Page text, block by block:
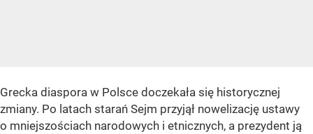
Grecka diaspora w Polsce doczekała się historycznej
zmiany. Po latach starań Sejm przyjął nowelizację ustawy
o mniejszościach narodowych i etnicznych, a prezydent ją